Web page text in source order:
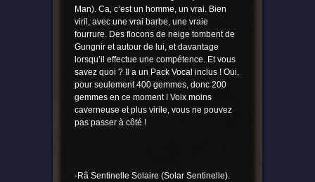
Man). Ca, c’est un homme, un vrai. Bien
viril, avec une vrai barbe, une vraie
fourrure. Des flocons de neige tombent de
Gungnir et autour de lui, et davantage
lorsqu’il effectue une compétence. Et vous
savez quoi ? Il a un Pack Vocal inclus ! Oui,
pour seulement 400 gemmes, donc 200
gemmes en ce moment ! Voix moins
caverneuse et plus virile, vous ne pouvez
pas passer à côté !
-Râ Sentinelle Solaire (Solar Sentinelle).